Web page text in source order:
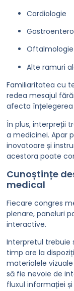
Cardiologie
Oftalmologie
Alte ramuri
Familiaritatea cu
redea mesajul
afecta
În plus, interpreții
a medicinei. Apar
inovatoare și
acestora poate
Cunoștințe
medical
Fiecare congres
plenare, paneluri
interactive.
Interpretul
timp are la
materialele
să fie nevoie de
fluxul informației